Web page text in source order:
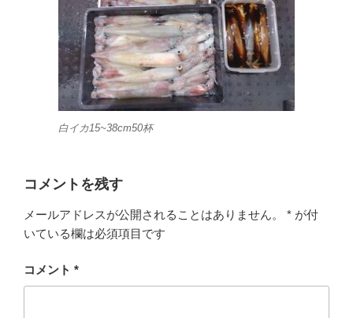
白イカ15~38cm50杯
コメントを残す
メールアドレスが公開されることはありません。 * が付
いている欄は必須項目です
コメント *